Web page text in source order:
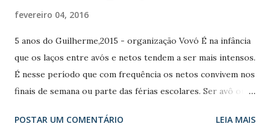
fevereiro 04, 2016
5 anos do Guilherme,2015 - organização Vovó É na infância
que os laços entre avós e netos tendem a ser mais intensos.
É nesse período que com frequência os netos convivem nos
finais de semana ou parte das férias escolares. Ser avô ou
uma neta inaugura um novo tipo de relação muito especial.
POSTAR UM COMENTÁRIO LEIA MAIS